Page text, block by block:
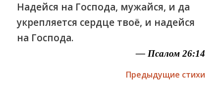
Надейся на Господа, мужайся, и да
укрепляется сердце твоё, и надейся
на Господа.
— Псалом 26:14
Предыдущие стихи